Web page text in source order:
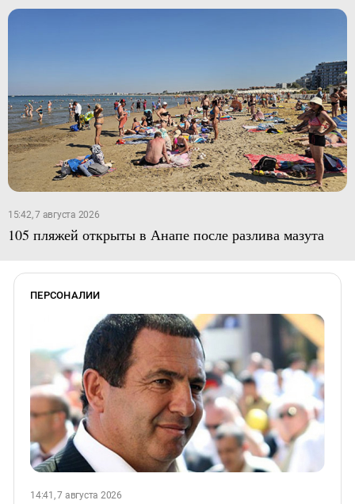
15:42, 7 августа 2026
105 пляжей открыты в Анапе после разлива мазута
ПЕРСОНАЛИИ
14:41, 7 августа 2026